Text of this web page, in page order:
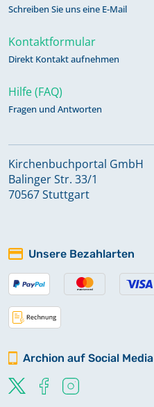
Schreiben Sie uns eine E-Mail
Kontaktformular
Direkt Kontakt aufnehmen
Hilfe (FAQ)
Fragen und Antworten
Kirchenbuchportal GmbH
Balinger Str. 33/1
70567 Stuttgart
Unsere Bezahlarten
Archion auf Social Media